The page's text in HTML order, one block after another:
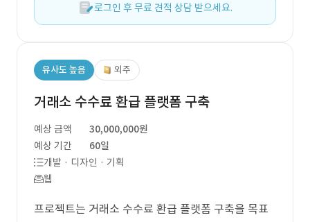
로그인 후 무료 견적 상담 받으세요.
유사도 높음 외주
거래소 수수료 환급 플랫폼 구축
예상 금액
30,000,000원
예상 기간
60일
개발 · 디자인 · 기획
웹
프로젝트는 거래소 수수료 환급 플랫폼 구축을 목표